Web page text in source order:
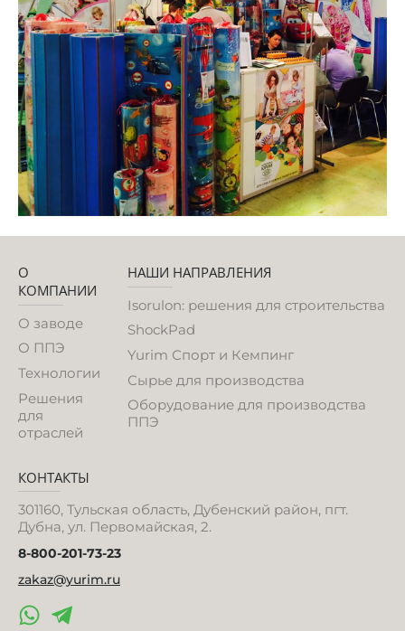
О
КОМПАНИИ
О заводе
О ППЭ
Технологии
Решения
для
отраслей
НАШИ НАПРАВЛЕНИЯ
Isorulon: решения для строительства
ShockPad
Yurim Спорт и Кемпинг
Сырье для производства
Оборудование для производства
ППЭ
КОНТАКТЫ
301160, Тульская область, Дубенский район, пгт.
Дубна, ул. Первомайская, 2.
8-800-201-73-23
zakaz@yurim.ru